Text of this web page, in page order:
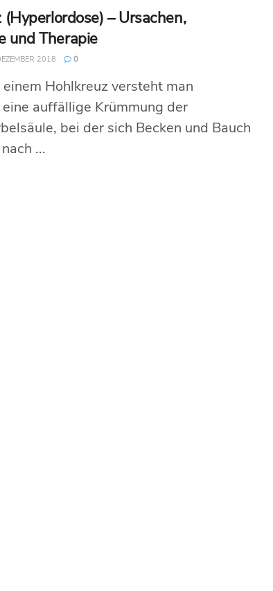
(Hyperlordose) – Ursachen,
und Therapie
2018 0
Hohlkreuz versteht man
auffällige Krümmung der
bei der sich Becken und Bauch
...